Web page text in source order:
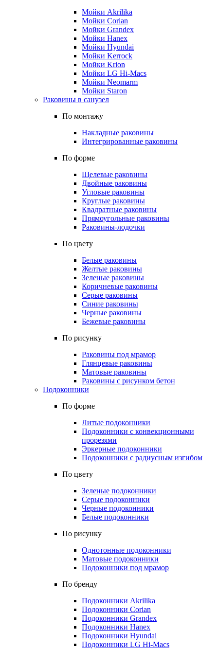
Мойки Akrilika
Мойки Corian
Мойки Grandex
Мойки Hanex
Мойки Hyundai
Мойки Kerrock
Мойки Krion
Мойки LG Hi-Macs
Мойки Neomarm
Мойки Staron
Раковины в санузел
По монтажу
Накладные раковины
Интегрированные раковины
По форме
Щелевые раковины
Двойные раковины
Угловые раковины
Круглые раковины
Квадратные раковины
Прямоугольные раковины
Раковины-лодочки
По цвету
Белые раковины
Желтые раковины
Зеленые раковины
Коричневые раковины
Серые раковины
Синие раковины
Черные раковины
Бежевые раковины
По рисунку
Раковины под мрамор
Глянцевые раковины
Матовые раковины
Раковины с рисунком бетон
Подоконники
По форме
Литые подоконники
Подоконники с конвекционными
прорезями
Эркерные подоконники
Подоконники с радиусным изгибом
По цвету
Зеленые подоконники
Серые подоконники
Черные подоконники
Белые подоконники
По рисунку
Однотонные подоконники
Матовые подоконники
Подоконники под мрамор
По бренду
Подоконники Akrilika
Подоконники Corian
Подоконники Grandex
Подоконники Hanex
Подоконники Hyundai
Подоконники LG Hi-Macs